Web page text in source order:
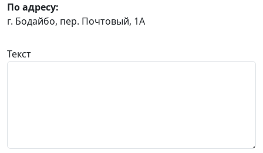
По адресу:
г. Бодайбо, пер. Почтовый, 1А
Текст